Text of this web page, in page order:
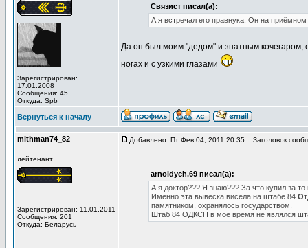
Зарегистрирован:
17.01.2008
Сообщения: 45
Откуда: Spb
Связист писал(а):
А я встречал его правнука. Он на
Да он был моим "дедом" и знатным кочегаром,
ногах и с узкими глазами
Вернуться к началу
mithman74_82
лейтенант
Зарегистрирован: 11.01.2011
Сообщения: 201
Откуда: Беларусь
Добавлено: Пт Фев 04, 2011 20:35 Заголовок
arnoldych.69 писал(а):
А я доктор??? Я знаю??? За что купил за
Именно эта вывеска висела на штабе 84 О
памятником, охранялось государством.
Штаб 84 ОДКСН в мое время не являлся